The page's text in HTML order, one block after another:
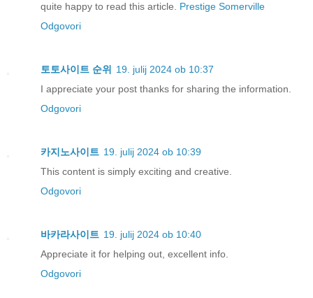
quite happy to read this article. Prestige Somerville
Odgovori
토토사이트 순위
19. julij 2024 ob 10:37
I appreciate your post thanks for sharing the information.
Odgovori
카지노사이트 19. julij 2024 ob 10:39
This content is simply exciting and creative.
Odgovori
바카라사이트 19. julij 2024 ob 10:40
Appreciate it for helping out, excellent info.
Odgovori